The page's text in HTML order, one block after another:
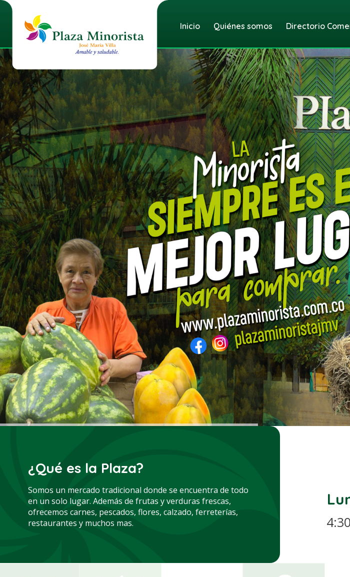
Inicio Quiénes somos Directorio
¿Qué es la Plaza?
Somos un mercado tradicional donde se encuentra de todo
en un solo lugar. Además de frutas y verduras frescas,
ofrecemos carnes, pescados, flores, calzado, ferreterías,
restaurantes y muchos mas.